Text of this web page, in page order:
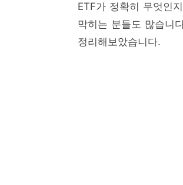
ETF가 정확히 무엇인
막히는 분들도 많습니
정리해보았습니다.